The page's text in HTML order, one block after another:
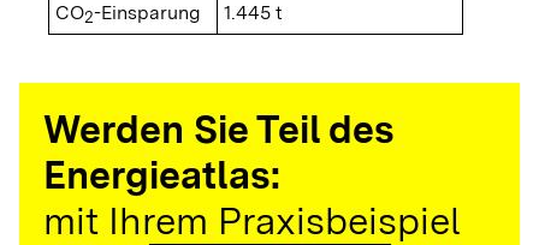
CO2-Einsparung 1.445 t
Werden Sie Teil des
Energieatlas:
mit Ihrem Praxisbeispiel